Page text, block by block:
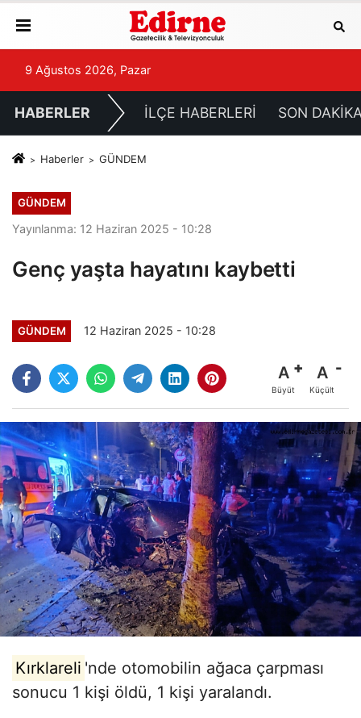
9 Ağustos 2026, Pazar
HABERLER İLÇE HABERLERİ SON
Haberler GÜNDEM
GÜNDEM
Yayınlanma: 12 Haziran 2025 - 10:28
Genç yaşta hayatını kaybetti
GÜNDEM 12 Haziran 2025 - 10:28
A
Büyüt
A
Küçült
Kırklareli 'nde otomobilin ağaca çarpması
sonucu 1 kişi öldü, 1 kişi yaralandı.